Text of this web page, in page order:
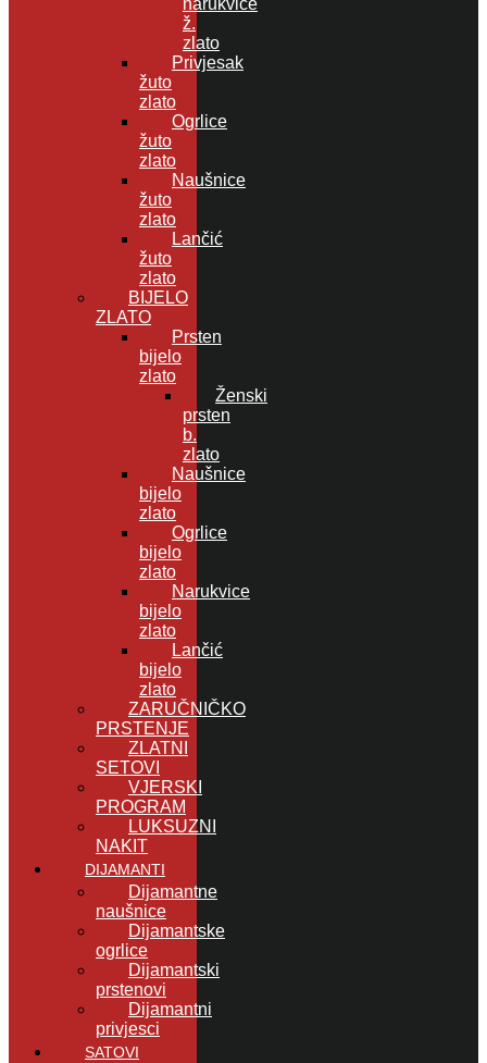
ž.
zlato
Privjesak
žuto
zlato
Ogrlice
žuto
zlato
Naušnice
žuto
zlato
Lančić
žuto
zlato
BIJELO
ZLATO
Prsten
bijelo
zlato
Ženski
prsten
b.
zlato
Naušnice
bijelo
zlato
Ogrlice
bijelo
zlato
Narukvice
bijelo
zlato
Lančić
bijelo
zlato
ZARUČNIČKO
PRSTENJE
ZLATNI
SETOVI
VJERSKI
PROGRAM
LUKSUZNI
NAKIT
DIJAMANTI
Dijamantne
naušnice
Dijamantske
ogrlice
Dijamantski
prstenovi
Dijamantni
privjesci
SATOVI